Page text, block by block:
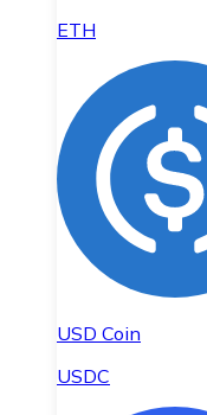
ETH
USD Coin
USDC